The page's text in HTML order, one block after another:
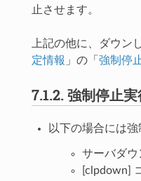
止させます。
上記の他に、ダウン
定情報 」の「 強制停
7.1.2. 強制停止
以下の場合には強
サーバダ
[clpdown]